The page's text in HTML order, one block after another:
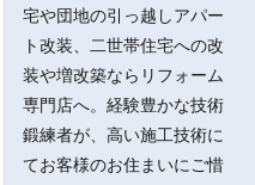
宅や団地の引っ越しアパー
ト改装、二世帯住宅への改
装や増改築ならリフォーム
専門店へ。経験豊かな技術
鍛練者が、高い施工技術に
てお客様のお住まいにご惜